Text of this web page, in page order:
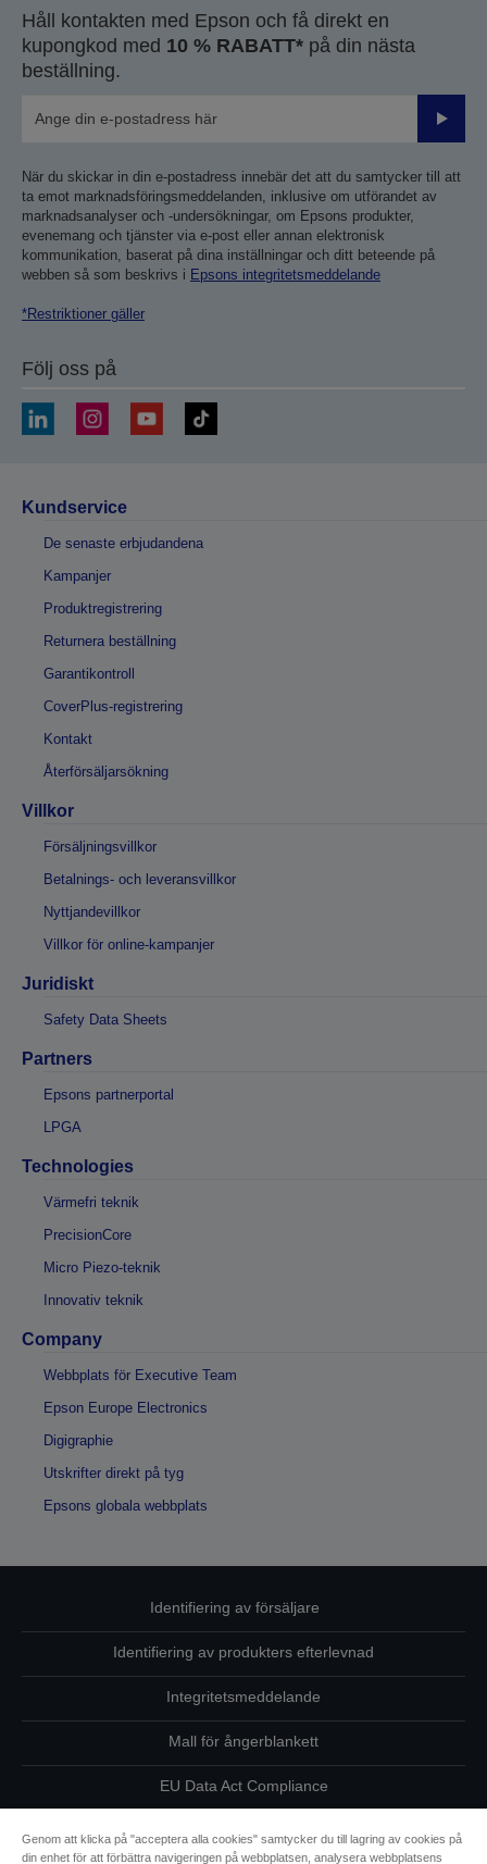
Håll kontakten med Epson och få direkt en
kupongkod med 10 % RABATT* på din nästa
beställning.
Skicka
När du skickar in din e-postadress innebär det att du samtycker till att
ta emot marknadsföringsmeddelanden, inklusive om utförandet av
marknadsanalyser och -undersökningar, om Epsons produkter,
evenemang och tjänster via e-post eller annan elektronisk
kommunikation, baserat på dina inställningar och ditt beteende på
webben så som beskrivs i Epsons integritetsmeddelande
*Restriktioner gäller
Följ oss på
Kundservice
De senaste erbjudandena
Kampanjer
Produktregistrering
Returnera beställning
Garantikontroll
CoverPlus-registrering
Kontakt
Återförsäljarsökning
Villkor
Försäljningsvillkor
Betalnings- och leveransvillkor
Nyttjandevillkor
Villkor för online-kampanjer
Juridiskt
Safety Data Sheets
Partners
Epsons partnerportal
LPGA
Technologies
Värmefri teknik
PrecisionCore
Micro Piezo-teknik
Innovativ teknik
Company
Webbplats för Executive Team
Epson Europe Electronics
Digigraphie
Utskrifter direkt på tyg
Epsons globala webbplats
Identifiering av försäljare
Identifiering av produkters efterlevnad
Integritetsmeddelande
Mall för ångerblankett
EU Data Act Compliance
Kontakta oss angående dina uppgifter
Genom att klicka på "acceptera alla cookies" samtycker du till lagring av cookies på
din enhet för att förbättra navigeringen på webbplatsen, analysera webbplatsens